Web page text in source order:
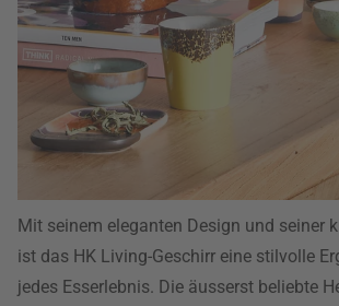
Mit seinem eleganten Design und seiner
ist das HK Living-Geschirr eine stilvolle
jedes Esserlebnis. Die äusserst beliebte